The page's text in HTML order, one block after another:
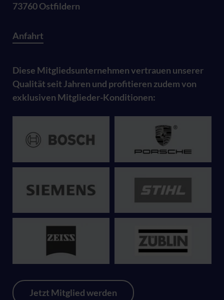
73760 Ostfildern
Anfahrt
Diese Mitgliedsunternehmen vertrauen unserer
Qualität seit Jahren und profitieren zudem von
exklusiven Mitglieder-Konditionen:
Jetzt Mitglied werden